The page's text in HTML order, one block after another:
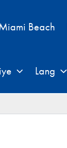
Beach
Lang